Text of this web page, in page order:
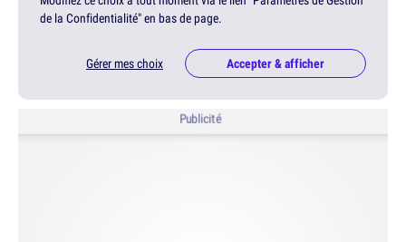
de la Confidentialité" en bas de page.
Gérer mes choix Accepter & afficher
Publicité